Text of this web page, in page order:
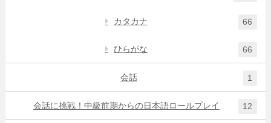
カタカナ 66
ひらがな 66
会話 1
会話に挑戦！中級前期からの日本語ロールプレイ 12